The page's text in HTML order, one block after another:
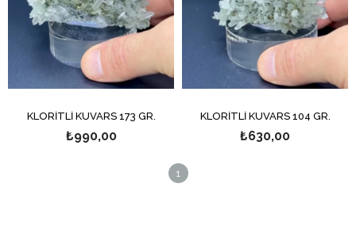
KLORİTLİ KUVARS 173 GR.
₺990,00
KLORİTLİ KUVARS 104 GR.
₺630,00
1